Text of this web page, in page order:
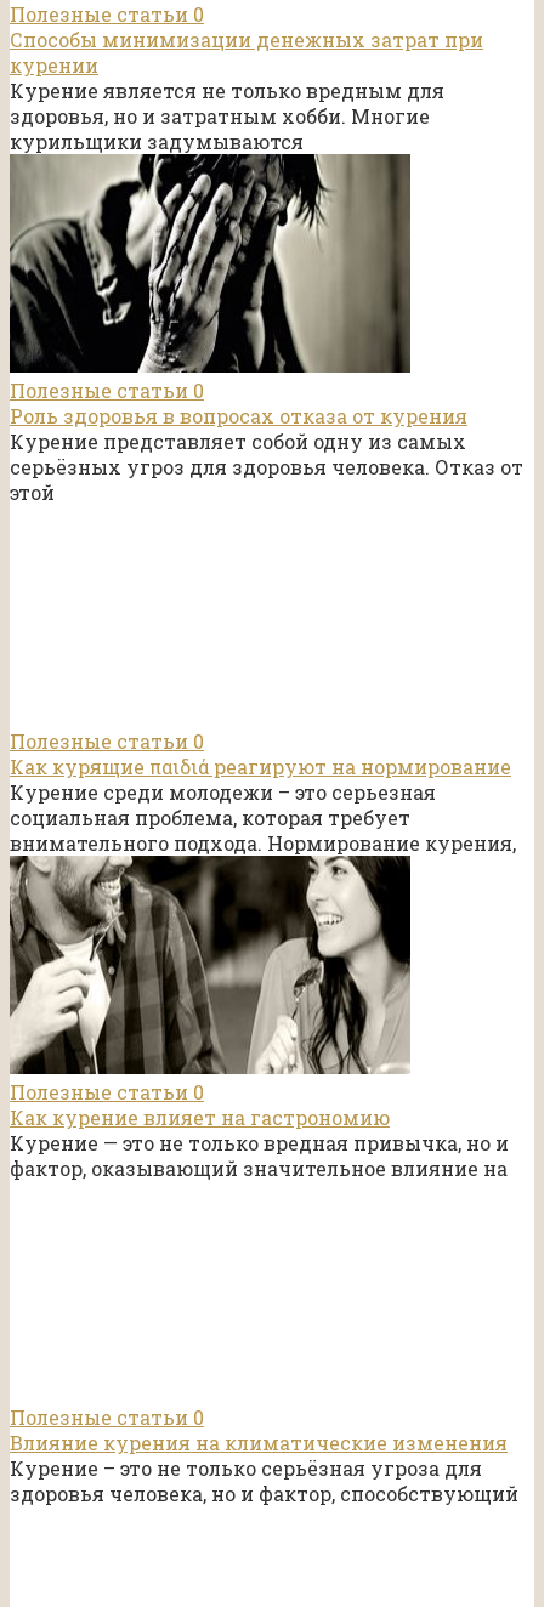
Полезные статьи 0
Способы минимизации денежных затрат при
курении
Курение является не только вредным для
здоровья, но и затратным хобби. Многие
курильщики задумываются
Полезные статьи 0
Роль здоровья в вопросах отказа от курения
Курение представляет собой одну из самых
серьёзных угроз для здоровья человека. Отказ от
этой
Полезные статьи 0
Как курящие παιδιά реагируют на нормирование
Курение среди молодежи – это серьезная
социальная проблема, которая требует
внимательного подхода. Нормирование курения,
Полезные статьи 0
Как курение влияет на гастрономию
Курение — это не только вредная привычка, но и
фактор, оказывающий значительное влияние на
Полезные статьи 0
Влияние курения на климатические изменения
Курение – это не только серьёзная угроза для
здоровья человека, но и фактор, способствующий